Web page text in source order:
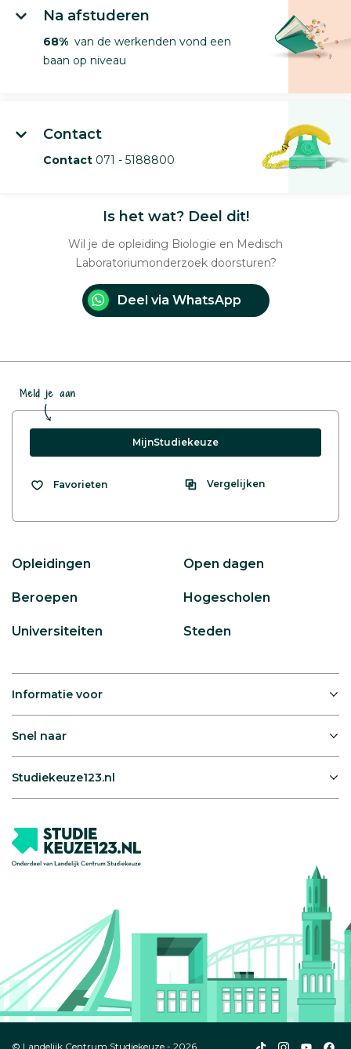
Na afstuderen
68% van de werkenden vond een
baan op niveau
Contact
Contact 071 - 5188800
Is het wat? Deel dit!
Wil je de opleiding Biologie en Medisch
Laboratoriumonderzoek doorsturen?
Deel via WhatsApp
Meld je aan
MijnStudiekeuze
Favorieten Vergelijken
Opleidingen Open dagen
Beroepen Hogescholen
Universiteiten Steden
Informatie voor
Snel naar
Studiekeuze123.nl
© Landelijk Centrum Studiekeuze - 2026 Studiekeuze123